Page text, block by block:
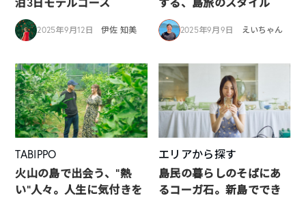
2025年9月12日 伊佐 知美 2025年9月9日 えいちゃん
TABIPPO
火山の島で出会う、“熱
い“人々。人生に気付きを
エリアから探す
島民の暮らしのそばにあ
るコーガ石。新島ででき